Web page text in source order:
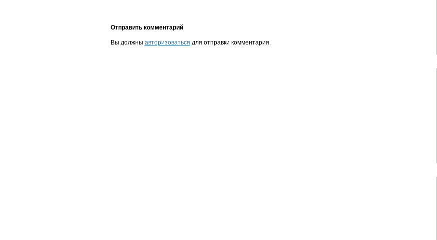
Отправить комментарий
Вы должны авторизоваться для отправки комментария.